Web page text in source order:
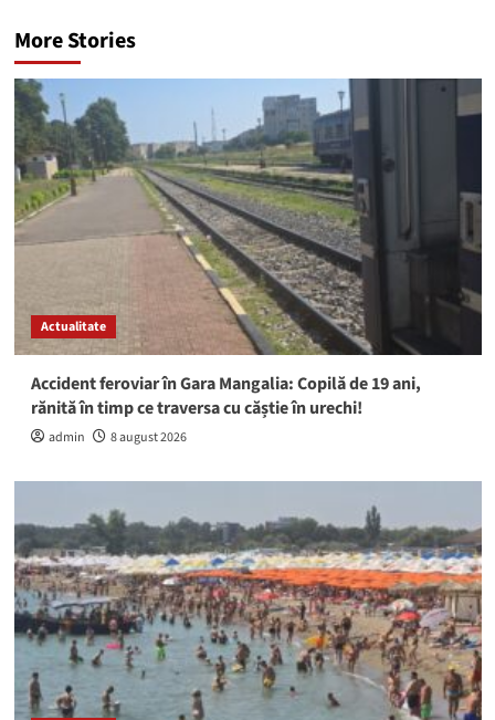
More Stories
Actualitate
Accident feroviar în Gara Mangalia: Copilă de 19 ani,
rănită în timp ce traversa cu căștie în urechi!
admin 8 august 2026